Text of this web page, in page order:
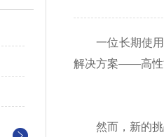
一位长期使用
解决方案——高性
然而，新的挑